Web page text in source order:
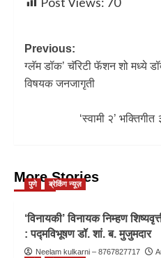
Previous:
ग्लॅम डॉक’ चॅरिटी फॅशन शो मध्ये
विषयक जनजागृती
‘स्वामी २’
More Stories
पुणे ब्रेकिंग न्यूज़
‘विनायकी’ विनायक निम्हण
: पद्मविभूषण डॉ. शां. ब. मुजुमदार
Neelam kulkarni – 8767827717